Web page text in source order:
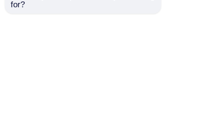
for?